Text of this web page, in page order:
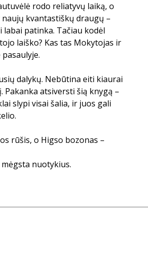
rodo reliatyvų laiką, o
kvantastiškų draugų –
labai patinka. Tačiau kodėl
laiško? Kas tas Mokytojas ir
dalykų. Nebūtina eiti kiaurai
atsiversti šią knygą –
slypi visai šalia, ir juos gali
rūšis, o Higso bozonas –
nuotykius.